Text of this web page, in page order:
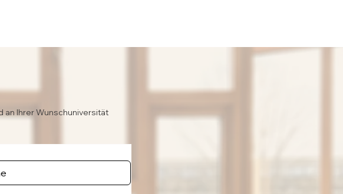
an Ihrer Wunschuniversität